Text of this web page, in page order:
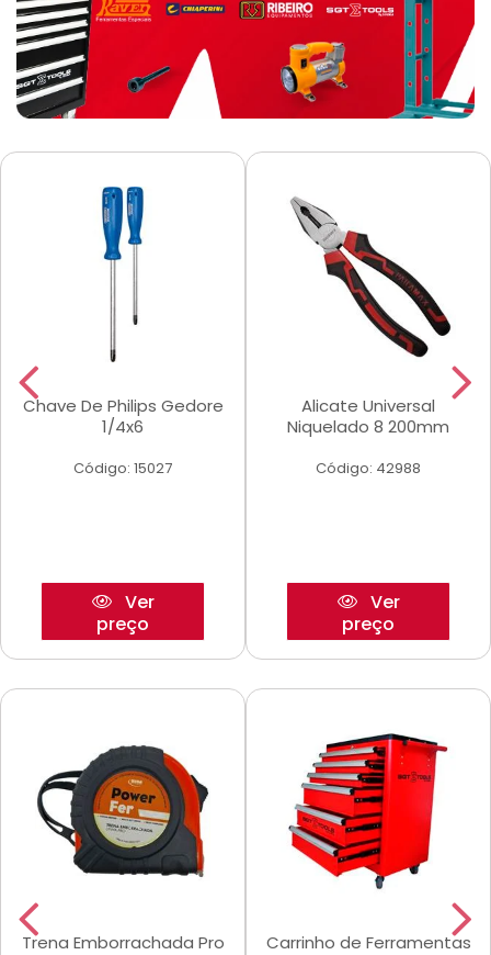
Chave De Philips Gedore
1/4x6
Código: 15027
Ver
preço
Alicate Universal
Niquelado 8 200mm
Código: 42988
Ver
preço
Trena Emborrachada Pro
Carrinho de Ferramentas